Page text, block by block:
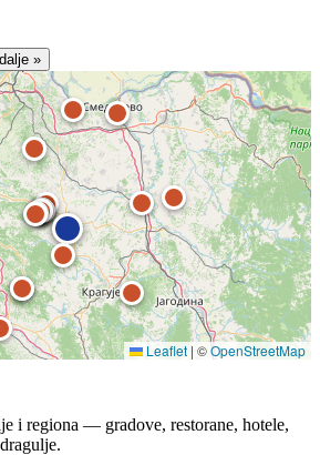
dalje »
Leaflet | ©OpenStreetMap
i regiona — gradove, restorane, hotele,